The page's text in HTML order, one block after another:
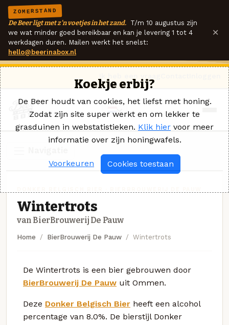
ZOMERSTAND
De Beer ligt met z'n voetjes in het zand. T/m 10 augustus zijn
we wat minder goed bereikbaar en kan je levering 1 tot 4
werkdagen duren. Mailen werkt het snelst:
hello@beerinabox.nl
×
Wintertrots
van BierBrouwerij De Pauw
Home BierBrouwerij De Pauw Wintertrots
De Wintertrots is een bier gebrouwen door
BierBrouwerij De Pauw uit Ommen.
Deze Donker Belgisch Bier heeft een alcohol
percentage van 8.0%. De bierstijl Donker
Koekje erbij?
De Beer houdt van cookies, het liefst met honing.
Zodat zijn site super werkt en om lekker te
grasduinen in webstatistieken. Klik hier voor meer
informatie over zijn honingwafels.
Voorkeuren Cookies toestaan